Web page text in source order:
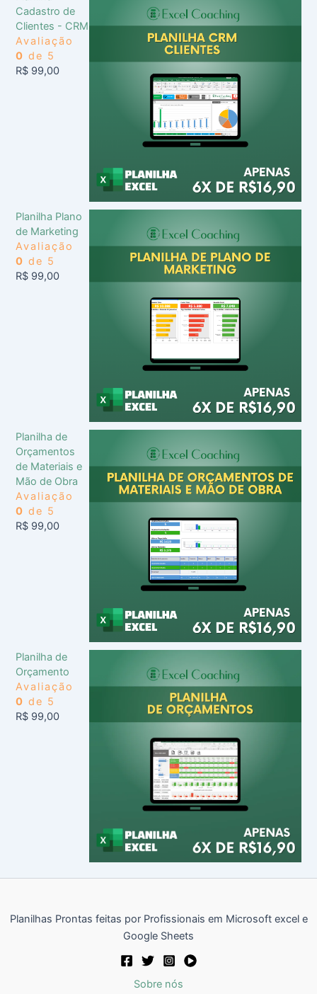
Cadastro de
Clientes - CRM
Avaliação
0 de 5
R$ 99,00
Planilha Plano
de Marketing
Avaliação
0 de 5
R$ 99,00
Planilha de
Orçamentos
de Materiais e
Mão de Obra
Avaliação
0 de 5
R$ 99,00
Planilha de
Orçamento
Avaliação
0 de 5
R$ 99,00
Planilhas Prontas feitas por Profissionais em Microsoft excel e
Google Sheets
Sobre nós